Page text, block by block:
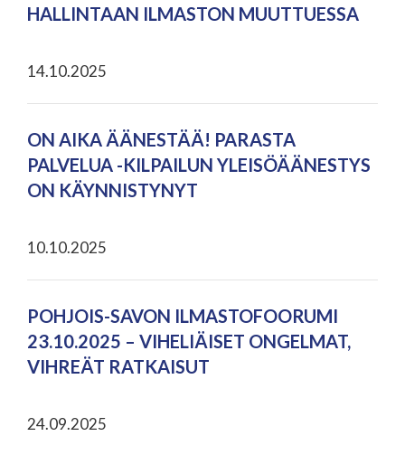
HALLINTAAN ILMASTON MUUTTUESSA
14.10.2025
ON AIKA ÄÄNESTÄÄ! PARASTA
PALVELUA -KILPAILUN YLEISÖÄÄNESTYS
ON KÄYNNISTYNYT
10.10.2025
POHJOIS-SAVON ILMASTOFOORUMI
23.10.2025 – VIHELIÄISET ONGELMAT,
VIHREÄT RATKAISUT
24.09.2025